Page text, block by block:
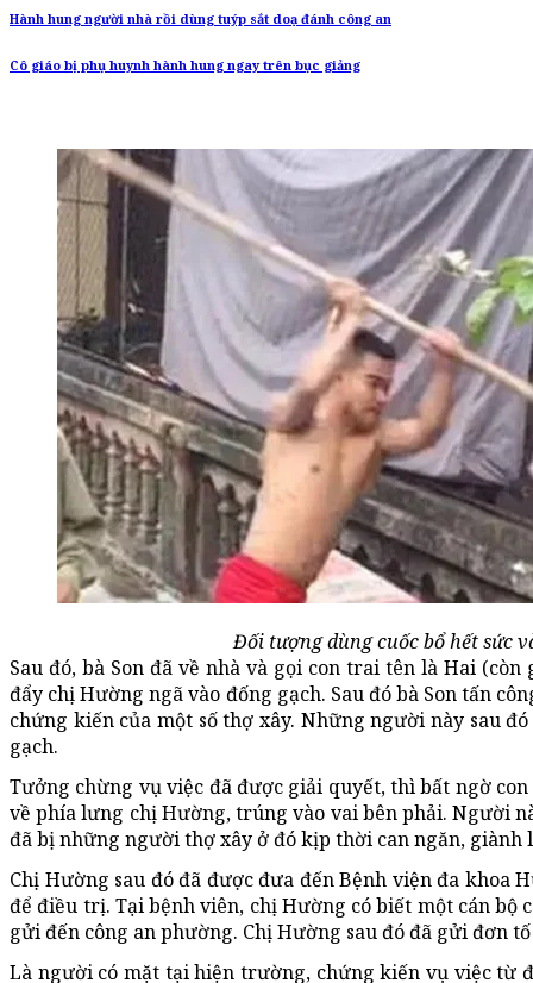
Hành hung người nhà rồi dùng tuýp sắt doạ đánh công an
Cô giáo bị phụ huynh hành hung ngay trên bục giảng
Đối tượng dùng cuốc bổ hết sức
Sau đó, bà Son đã về nhà và gọi con trai tên là Hai
đẩy chị Hường ngã vào đống gạch. Sau đó bà Son tấn
chứng kiến của một số thợ xây. Những người này sau
gạch.
Tưởng chừng vụ việc đã được giải quyết, thì bất ngờ
về phía lưng chị Hường, trúng vào vai bên phải. Người
đã bị những người thợ xây ở đó kịp thời can ngăn, giành
Chị Hường sau đó đã được đưa đến Bệnh viện đa khoa
để điều trị. Tại bệnh viên, chị Hường có biết một cán bộ
gửi đến công an phường. Chị Hường sau đó đã gửi đơn
Là người có mặt tại hiện trường, chứng kiến vụ việc từ